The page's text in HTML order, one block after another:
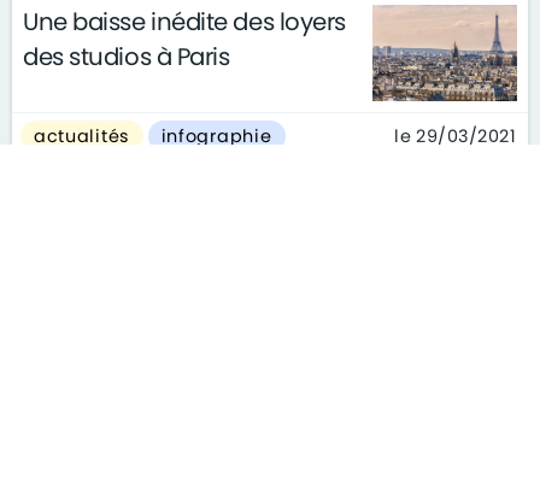
Une baisse inédite des loyers
des studios à Paris
actualités infographie le 29/03/2021